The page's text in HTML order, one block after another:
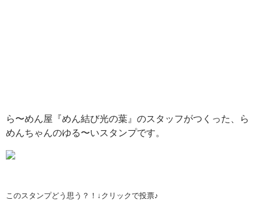
ら〜めん屋『めん結び光の葉』のスタッフがつくった、ら
めんちゃんのゆる〜いスタンプです。
このスタンプどう思う？！↓クリックで投票♪